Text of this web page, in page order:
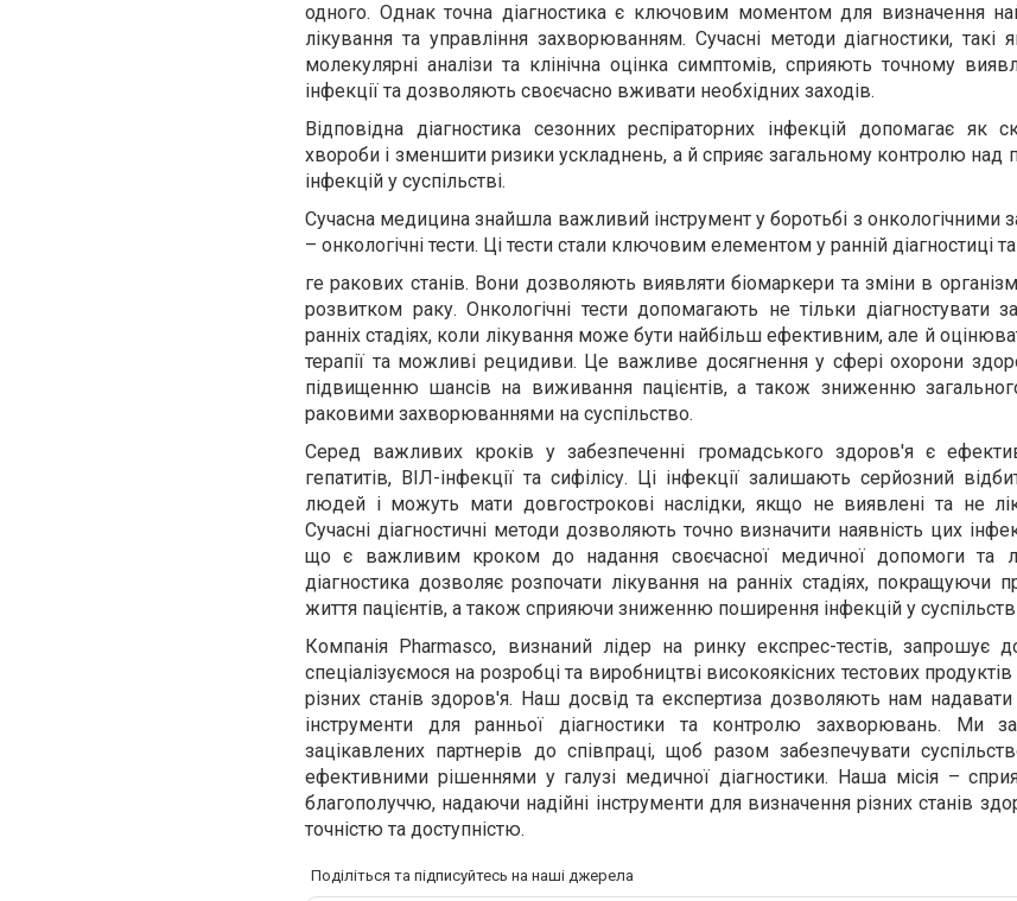
одного. Однак точна діагностика є ключовим моментом для визначення
лікування та управління захворюванням. Сучасні методи діагностики, такі
молекулярні аналізи та клінічна оцінка симптомів, сприяють точному
інфекції та дозволяють своєчасно вживати необхідних заходів.
Відповідна діагностика сезонних респіраторних інфекцій допомагає як
хвороби і зменшити ризики ускладнень, а й сприяє загальному контролю
інфекцій у суспільстві.
Сучасна медицина знайшла важливий інструмент у боротьбі з онкологічними
– онкологічні тести. Ці тести стали ключовим елементом у ранній діагностиці
ге ракових станів. Вони дозволяють виявляти біомаркери та зміни в
розвитком раку. Онкологічні тести допомагають не тільки діагностувати
ранніх стадіях, коли лікування може бути найбільш ефективним, але й
терапії та можливі рецидиви. Це важливе досягнення у сфері охорони
підвищенню шансів на виживання пацієнтів, а також зниженню
раковими захворюваннями на суспільство.
Серед важливих кроків у забезпеченні громадського здоров'я є
гепатитів, ВІЛ-інфекції та сифілісу. Ці інфекції залишають серйозний
людей і можуть мати довгострокові наслідки, якщо не виявлені та не
Сучасні діагностичні методи дозволяють точно визначити наявність цих
що є важливим кроком до надання своєчасної медичної допомоги та
діагностика дозволяє розпочати лікування на ранніх стадіях, покращуючи
життя пацієнтів, а також сприяючи зниженню поширення інфекцій у
Компанія Pharmasco, визнаний лідер на ринку експрес-тестів, запрошує
спеціалізуємося на розробці та виробництві високоякісних тестових
різних станів здоров'я. Наш досвід та експертиза дозволяють нам надавати
інструменти для ранньої діагностики та контролю захворювань. Ми
зацікавлених партнерів до співпраці, щоб разом забезпечувати
ефективними рішеннями у галузі медичної діагностики. Наша місія –
благополуччю, надаючи надійні інструменти для визначення різних станів
точністю та доступністю.
Поділіться та підписуйтесь на наші джерела